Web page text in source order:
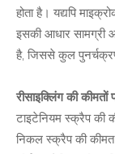
होता है। यद्यपि
इसकी आधार सामग्री
है, जिससे कुल
रीसाइक्लिंग की
टाइटेनियम स्क्रैप की
निकल स्क्रैप की कीमत